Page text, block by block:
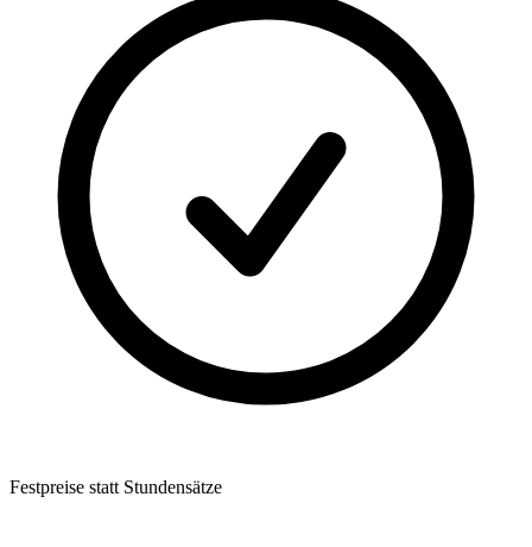
Festpreise statt Stundensätze